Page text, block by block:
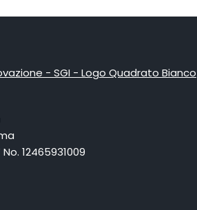
12465931009